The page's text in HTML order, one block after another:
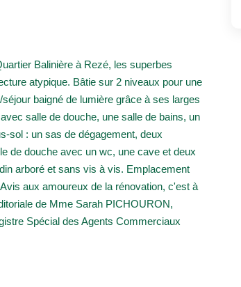
Balinière à Rezé, les superbes
atypique. Bâtie sur 2 niveaux pour une
baigné de lumière grâce à ses larges
salle de douche, une salle de bains, un
sol : un sas de dégagement, deux
de douche avec un wc, une cave et deux
arboré et sans vis à vis. Emplacement
aux amoureux de la rénovation, c'est à
de Mme Sarah PICHOURON,
Spécial des Agents Commerciaux